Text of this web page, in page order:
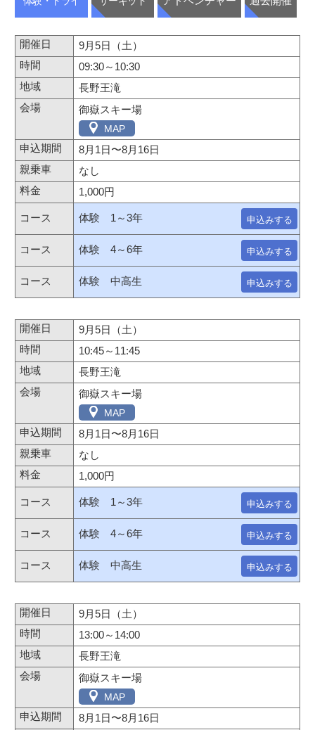
9月5日（土）
09:30～10:30
長野王滝
御嶽スキー場
MAP
8月1日〜8月16日
なし
1,000円
体験 1～3年 申込みする
体験 4～6年 申込みする
体験 中高生 申込みする
9月5日（土）
10:45～11:45
長野王滝
御嶽スキー場
MAP
8月1日〜8月16日
なし
1,000円
体験 1～3年 申込みする
体験 4～6年 申込みする
体験 中高生 申込みする
9月5日（土）
13:00～14:00
長野王滝
御嶽スキー場
MAP
8月1日〜8月16日